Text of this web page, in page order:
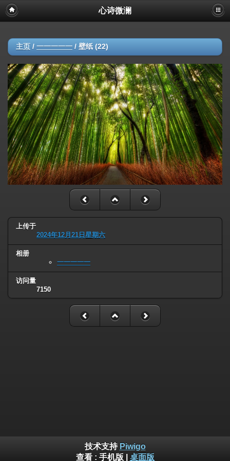
心诗微澜
主页 / 一一一一一 / 壁纸 (22)
上传于
2024年12月21日星期六
相册
一一一一一
访问量
7150
技术支持 Piwigo
查看 : 手机版 桌面版